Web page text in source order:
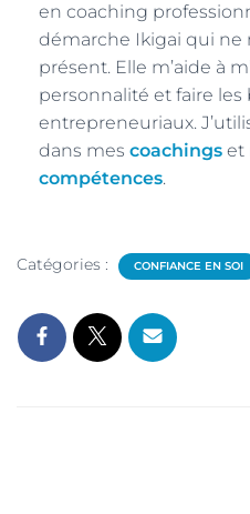
en coaching
démarche Ikigai qui ne
présent. Elle m’aide à
personnalité et faire les
entrepreneuriaux.
dans mes coachings et
compétences.
Catégories : CONFIANCE EN SOI